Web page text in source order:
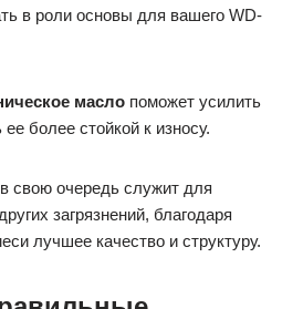
в роли основы для вашего WD-
масло поможет усилить
более стойкой к износу.
свою очередь служит для
загрязнений, благодаря
лучшее качество и структуру.